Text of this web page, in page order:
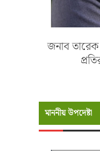
জনাব তারেক
মাননীয় উপদেষ্টা